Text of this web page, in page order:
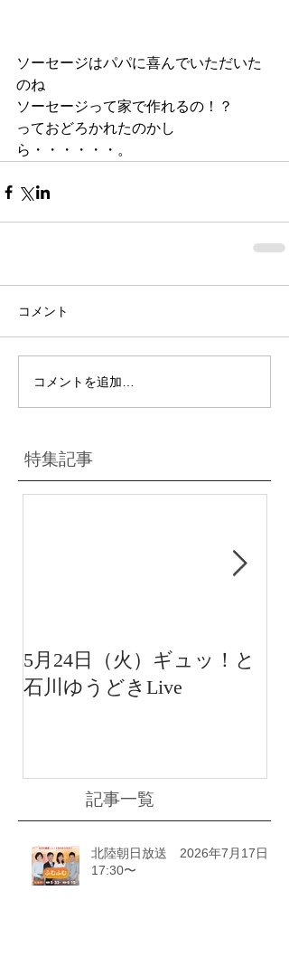
ソーセージはパパに喜んでいただいた
のね
ソーセージって家で作れるの！？
っておどろかれたのかし
ら・・・・・・。
コメント
コメントを追加…
特集記事
5月24日（火）ギュッ！と
石川ゆうどきLive
記事一覧
北陸朝日放送 2026年7月17日
17:30〜